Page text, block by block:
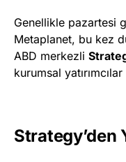
Genellikle pazartesi
Metaplanet, bu kez
ABD merkezli
kurumsal
Strategy’den